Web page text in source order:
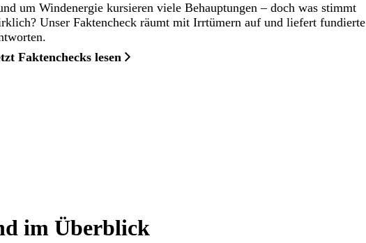
um Windenergie kursieren viele Behauptungen – doch was stimmt
Unser Faktencheck räumt mit Irrtümern auf und liefert fundierte
Faktenchecks lesen
im Überblick